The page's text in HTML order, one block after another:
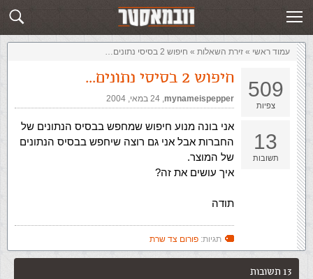
שלח תשובה זירת השאלות
עמוד ראשי » ‏זירת השאלות‏ » חיפוש 2 בסיסי נתונים…
509
צפיות
13
תשובות
חיפוש 2 בסיסי נתונים…
mynameispepper
,‏ 24 במאי, 2004
אני בונה מנוע חיפוש שמחפש בבסיס הנתונים של
החברות אבל אני גם רוצה שיחפש בבסיס הנתונים
של המוצר.
איך עושים את זה?
תודה
תגיות: פורום צד שרת
13 תשובות